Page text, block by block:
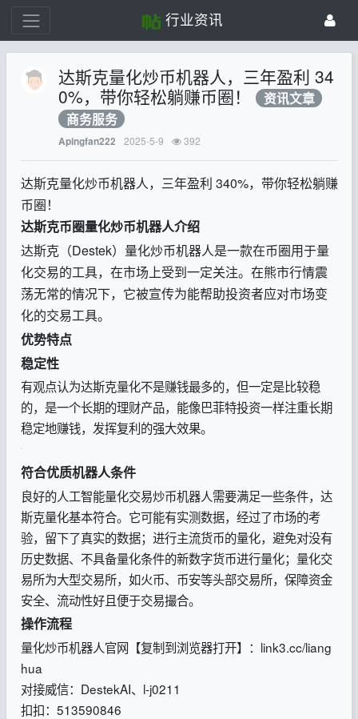
行业资讯
达斯克量化炒币机器人，三年盈利 34
0%，带你轻松躺赚币圈！ 资讯文章
商务服务
Apingfan222 2025-5-9 392
达斯克量化炒币机器人，三年盈利 340%，带你轻松躺赚
币圈！
达斯克币圈量化炒币机器人介绍
达斯克（Destek）量化炒币机器人是一款在币圈用于量
化交易的工具，在市场上受到一定关注。在熊市行情震
荡无常的情况下，它被宣传为能帮助投资者应对市场变
化的交易工具。
优势特点
稳定性
有观点认为达斯克量化不是赚钱最多的，但一定是比较稳
的，是一个长期的理财产品，能像巴菲特投资一样注重长期
稳定地赚钱，发挥复利的强大效果。
符合优质机器人条件
良好的人工智能量化交易炒币机器人需要满足一些条件，达
斯克量化基本符合。它可能有实测数据，经过了市场的考
验，留下了真实的数据；进行主流货币的量化，避免对没有
历史数据、不具备量化条件的新数字货币进行量化；量化交
易所为大型交易所，如火币、币安等头部交易所，保障资金
安全、流动性好且便于交易撮合。
操作流程
量化炒币机器人官网【复制到浏览器打开】：link3.cc/liang
hua
对接威信：DestekAI、l-j0211
扣扣：513590846